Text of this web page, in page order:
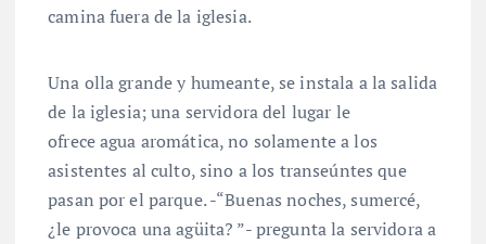
camina fuera de la iglesia.
Una olla grande y humeante, se instala a la salida
de la iglesia; una servidora del lugar le
ofrece agua aromática, no solamente a los
asistentes al culto, sino a los transeúntes que
pasan por el parque. -“Buenas noches, sumercé,
¿le provoca una agüita? ”- pregunta la servidora a